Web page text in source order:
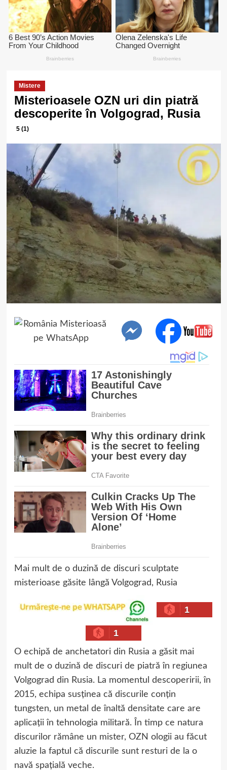
Mistere
Misterioasele OZN uri din piatră
descoperite în Volgograd, Rusia
5 (1)
Mai mult de o duzină de discuri sculptate
misterioase găsite lângă Volgograd, Rusia
1
1
O echipă de anchetatori din Rusia a găsit mai
mult de o duzină de discuri de piatră în regiunea
Volgograd din Rusia. La momentul descoperirii, în
2015, echipa susținea că discurile conțin
tungsten, un metal de înaltă densitate care are
aplicații în tehnologia militară. În timp ce natura
discurilor rămâne un mister, OZN ologii au făcut
aluzie la faptul că discurile sunt resturi de la o
navă spațială veche.